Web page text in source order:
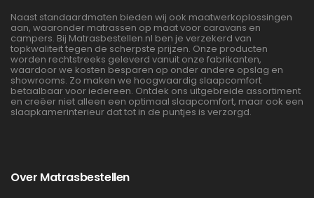
Naast standaardmaten bieden wij ook maatwerkoplossingen
aan, waaronder matrassen op maat voor caravans en
campers. Bij Matrasbestellen.nl ben je verzekerd van
topkwaliteit tegen de scherpste prijzen. Onze producten
worden rechtstreeks geleverd vanuit onze fabrikanten,
waardoor we kosten besparen op onder andere opslag en
showrooms. Zo maken we hoogwaardig slaapcomfort
betaalbaar voor iedereen. Ontdek ons uitgebreide assortiment
en creëer niet alleen een optimaal slaapcomfort, maar ook een
slaapkamerinterieur dat tot in de puntjes is verzorgd.
Over Matrasbestellen